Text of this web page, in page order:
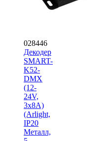
028446
Декодер
SMART-
K52-
DMX
(12-
24V,
3x8A)
(Arlight,
IP20
Металл,